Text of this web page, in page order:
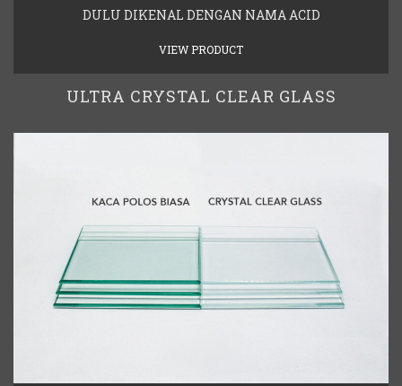
DULU DIKENAL DENGAN NAMA ACID
VIEW PRODUCT
ULTRA CRYSTAL CLEAR GLASS